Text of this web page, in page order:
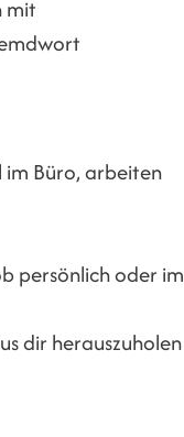
mit
Büro, arbeiten
persönlich oder im
dir herauszuholen